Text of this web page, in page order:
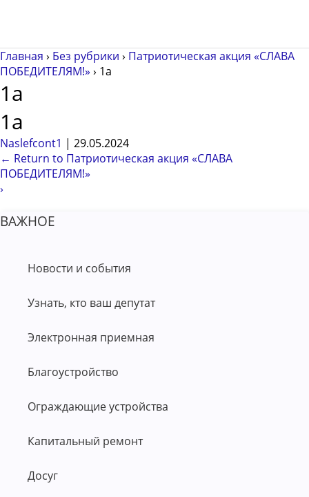
Главная › Без рубрики › Патриотическая акция «СЛАВА
ПОБЕДИТЕЛЯМ!» › 1а
1а
1а
Naslefcont1 | 29.05.2024
← Return to Патриотическая акция «СЛАВА
ПОБЕДИТЕЛЯМ!»
›
ВАЖНОЕ
Новости и события
Узнать, кто ваш депутат
Электронная приемная
Благоустройство
Ограждающие устройства
Капитальный ремонт
Досуг